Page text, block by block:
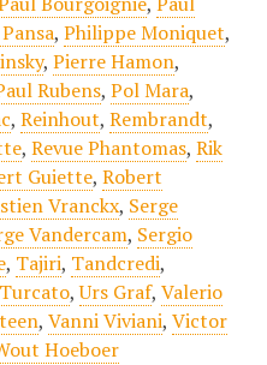
, Philippe Moniquet,
, Pierre Hamon,
Rubens, Pol Mara,
, Reinhout, Rembrandt,
, Revue Phantomas, Rik
Guiette, Robert
Vranckx, Serge
Vandercam, Sergio
, Tajiri, Tandcredi,
Turcato,Urs Graf, Valerio
, Vanni Viviani, Victor
Hoeboer